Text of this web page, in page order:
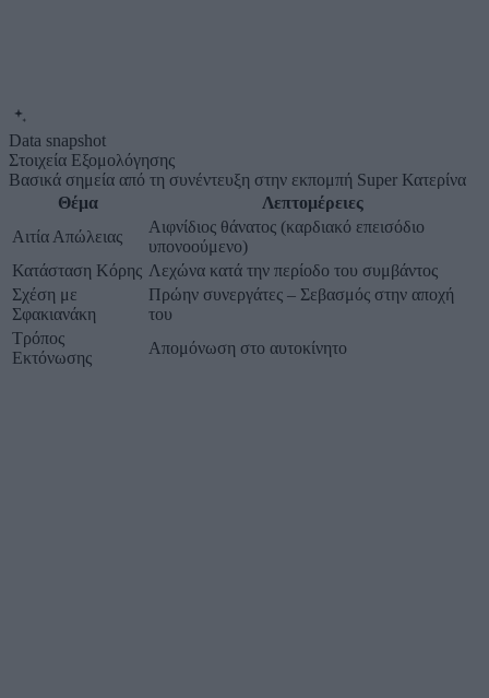
Data snapshot
Στοιχεία Εξομολόγησης
Βασικά σημεία από τη συνέντευξη στην εκπομπή Super Κατερίνα
Θέμα
Λεπτομέρειες
Αιτία Απώλειας
Αιφνίδιος θάνατος (καρδιακό επεισόδιο
υπονοούμενο)
Κατάσταση Κόρης Λεχώνα κατά την περίοδο του συμβάντος
Σχέση με
Σφακιανάκη
Πρώην συνεργάτες – Σεβασμός στην αποχή
του
Τρόπος
Εκτόνωσης
Απομόνωση στο αυτοκίνητο